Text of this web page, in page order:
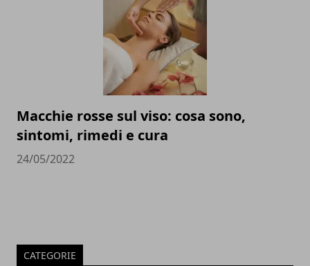
Macchie rosse sul viso: cosa sono,
sintomi, rimedi e cura
24/05/2022
CATEGORIE